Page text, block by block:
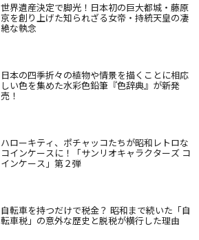
世界遺産決定で脚光！日本初の巨大都城・藤原
京を創り上げた知られざる女帝・持統天皇の凄
絶な執念
日本の四季折々の植物や情景を描くことに相応
しい色を集めた水彩色鉛筆『色辞典』が新発
売！
ハローキティ、ポチャッコたちが昭和レトロな
コインケースに！「サンリオキャラクターズ コ
インケース」第２弾
自転車を持つだけで税金？ 昭和まで続いた「自
転車税」の意外な歴史と脱税が横行した理由